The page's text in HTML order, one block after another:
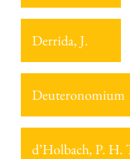
Derrida, J.
Deuteronomium
d’Holbach, P. H.